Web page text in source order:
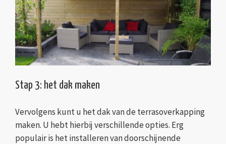
Stap 3: het dak maken
Vervolgens kunt u het dak van de terrasoverkapping
maken. U hebt hierbij verschillende opties. Erg
populair is het installeren van doorschijnende